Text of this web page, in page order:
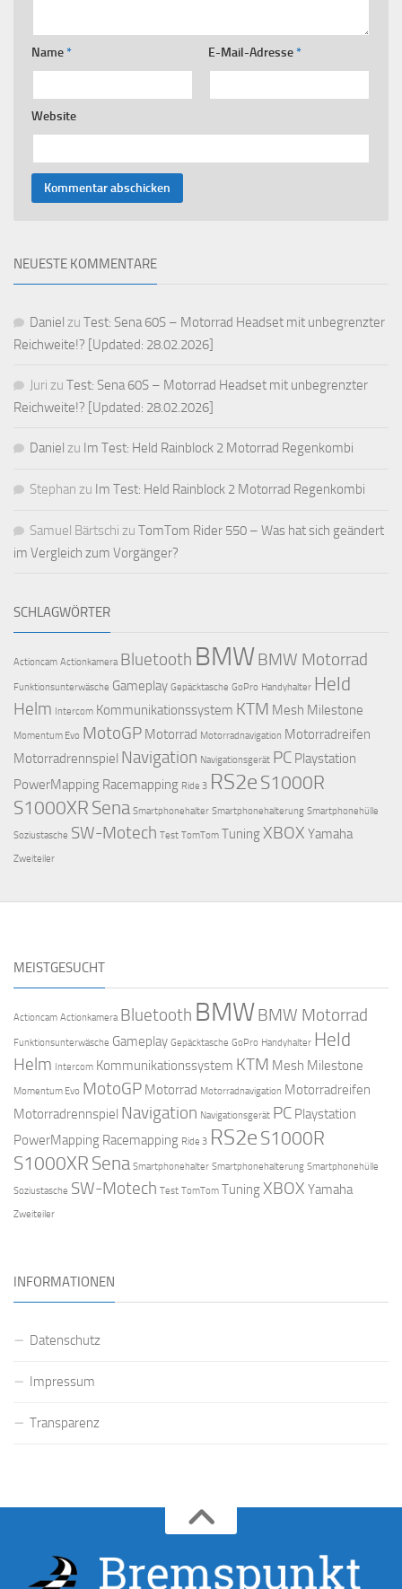
Name* E-Mail-Adresse*
Website
NEUESTE KOMMENTARE
Daniel zu Test: Sena 60S – Motorrad Headset mit unbegrenzter
Reichweite!? [Updated: 28.02.2026]
Juri zu Test: Sena 60S – Motorrad Headset mit unbegrenzter
Reichweite!? [Updated: 28.02.2026]
Daniel zu Im Test: Held Rainblock 2 Motorrad Regenkombi
Stephan zu Im Test: Held Rainblock 2 Motorrad Regenkombi
Samuel Bärtschi zu TomTom Rider 550 – Was hat sich geändert
im Vergleich zum Vorgänger?
SCHLAGWÖRTER
Actioncam Actionkamera Bluetooth BMWBMW Motorrad
Funktionsunterwäsche Gameplay Gepäcktasche GoPro Handyhalter Held
Helm Intercom Kommunikationssystem KTM Mesh Milestone
Momentum Evo MotoGP Motorrad Motorradnavigation Motorradreifen
Motorradrennspiel Navigation Navigationsgerät PC Playstation
PowerMapping Racemapping Ride 3 RS2e S1000R
S1000XR Sena Smartphonehalter Smartphonehalterung Smartphonehülle
Soziustasche SW-Motech Test TomTom TuningXBOX Yamaha
Zweiteiler
MEISTGESUCHT
Actioncam Actionkamera Bluetooth BMWBMW Motorrad
Funktionsunterwäsche Gameplay Gepäcktasche GoPro Handyhalter Held
Helm Intercom Kommunikationssystem KTM Mesh Milestone
Momentum Evo MotoGP Motorrad Motorradnavigation Motorradreifen
Motorradrennspiel Navigation Navigationsgerät PC Playstation
PowerMapping Racemapping Ride 3 RS2e S1000R
S1000XR Sena Smartphonehalter Smartphonehalterung Smartphonehülle
Soziustasche SW-Motech Test TomTom TuningXBOX Yamaha
Zweiteiler
INFORMATIONEN
Datenschutz
Impressum
Transparenz